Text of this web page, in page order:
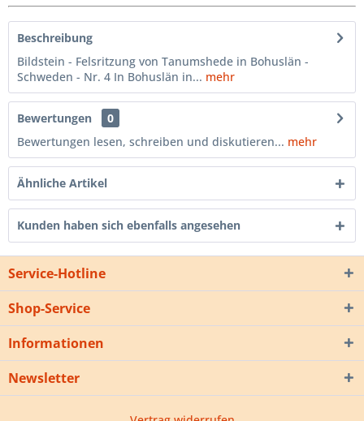
Beschreibung
Bildstein - Felsritzung von Tanumshede in Bohuslän -
Schweden - Nr. 4 In Bohuslän in... mehr
Bewertungen
0
Bewertungen lesen, schreiben und diskutieren... mehr
Ähnliche Artikel
Kunden haben sich ebenfalls angesehen
Service-Hotline
Shop-Service
Informationen
Newsletter